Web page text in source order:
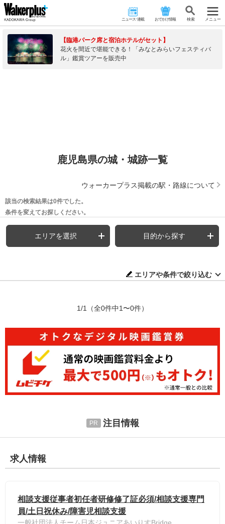
ニュース･連載 おでかけ情報 検 索 メニュー
【臨港パーク席と宿泊ホテルがセット】
花火を間近で堪能できる！「みなとみらいフェスティバ
ル」鑑賞ツアーを販売中
鹿児島県の城・城跡一覧
ウォーカープラス掲載の駅・路線について
該当の検索結果は0件でした。
条件を変えてお探しください。
エリアを選択 目的から探す
エリアや条件で絞り込む
1/1 （全0件中1〜0件）
注目情報
求人情報
相談支援従事者初任者研修修了証必須/相談支援専門
員/土日祝休み/障害児相談支援
一般社団法人チーム日本ジュニアあいりすBridge